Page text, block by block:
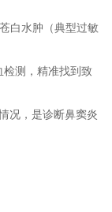
白水肿（典型过敏
检测，精准找到致
况，是诊断鼻窦炎